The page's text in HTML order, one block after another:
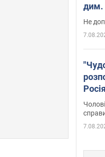
дим.
Не
Фото